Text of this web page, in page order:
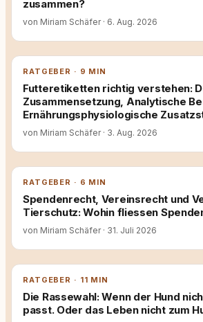
zusammen?
von Miriam Schäfer · 6. Aug. 2026
RATGEBER · 9 MIN
Futteretiketten richtig verstehen:
Zusammensetzung, Analytische
Ernährungsphysiologische
von Miriam Schäfer · 3. Aug. 2026
RATGEBER · 6 MIN
Spendenrecht, Vereinsrecht und
Tierschutz: Wohin fliessen
von Miriam Schäfer · 31. Juli 2026
RATGEBER · 11 MIN
Die Rassewahl: Wenn der Hund
passt. Oder das Leben nicht zum